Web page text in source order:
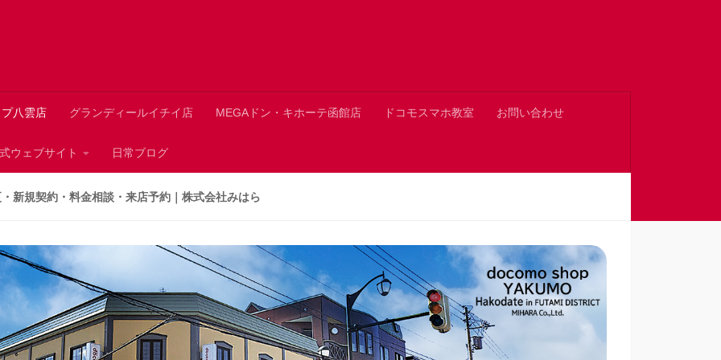
八雲店 グランディールイチイ店 MEGAドン・キホーテ函館店 ドコモスマホ教室 お問い合わせ
ウェブサイト 日常ブログ
新規契約・料金相談・来店予約｜株式会社みはら